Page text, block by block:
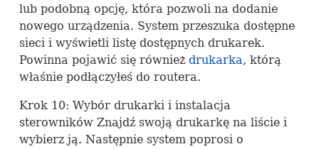
lub podobną opcję, która pozwoli na dodanie
nowego urządzenia. System przeszuka dostępne
sieci i wyświetli listę dostępnych drukarek.
Powinna pojawić się również drukarka, którą
właśnie podłączyłeś do routera.
Krok 10: Wybór drukarki i instalacja
sterowników Znajdź swoją drukarkę na liście i
wybierz ją. Następnie system poprosi o